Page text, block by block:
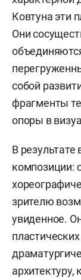
Ковтуна эти
Они
собой
фрагменты
опоры в
В
композиции:
зрителю
увиденное.
архитектуру,